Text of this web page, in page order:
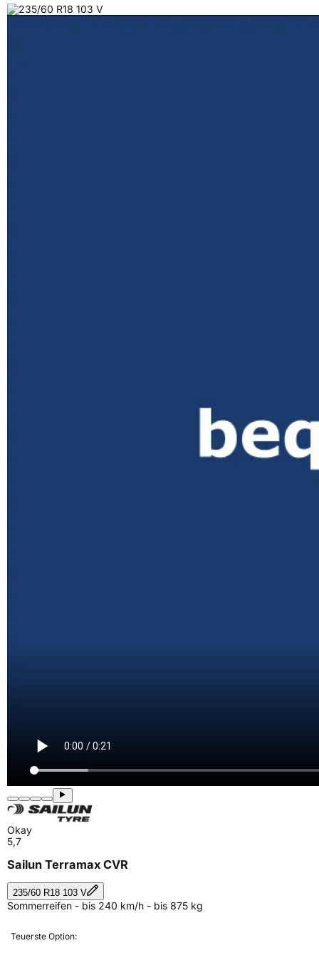
Okay
5,7
Sailun Terramax CVR
235/60 R18 103 V
Sommerreifen - bis 240 km/h - bis 875 kg
Teuerste Option: